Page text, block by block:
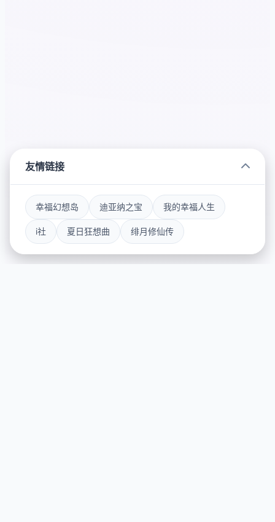
友情链接
幸福幻想岛 迪亚纳之宝 我的幸福人生
i社 夏日狂想曲 绯月修仙传